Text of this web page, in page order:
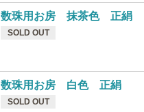
数珠用お房 抹茶色 正絹
SOLD OUT
数珠用お房 白色 正絹
SOLD OUT